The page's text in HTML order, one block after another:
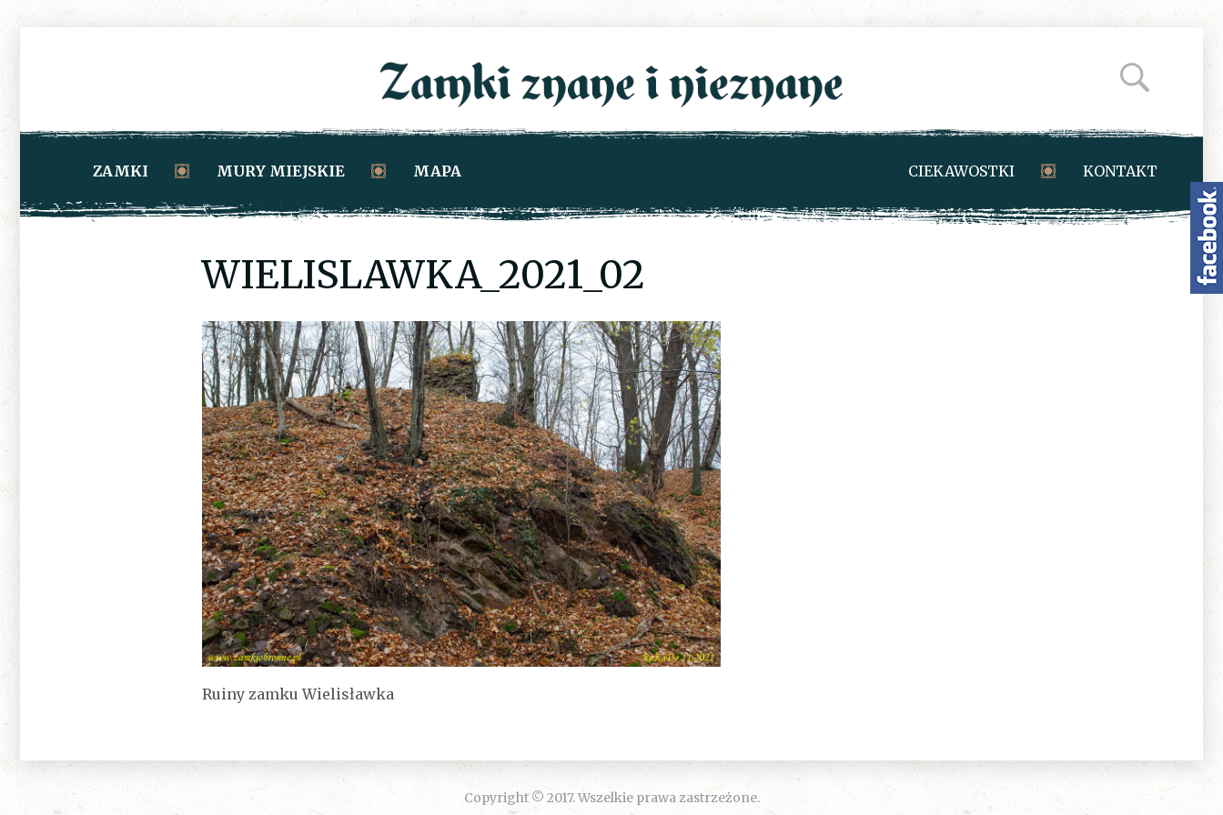
ZAMKI MURY MIEJSKIE MAPA CIEKAWOSTKI KONTAKT
WIELISLAWKA_2021_02
Ruiny zamku Wielisławka
Copyright © 2017. Wszelkie prawa zastrzeżone.